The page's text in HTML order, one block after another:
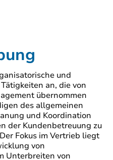
und
an, die von
übernommen
des allgemeinen
und Koordination
der Kundenbetreuung zu
Fokus im Vertrieb liegt
von
Unterbreiten von